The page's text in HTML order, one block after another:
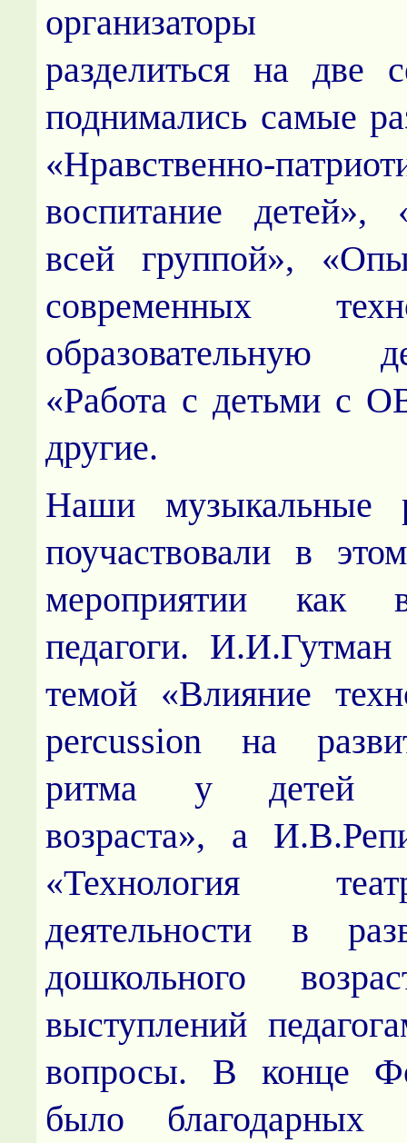
организаторы
разделиться на две
поднимались самые
«Нравственно-
воспитание детей»,
всей группой»,
современных
образовательную
«Работа с детьми с
другие.
Наши музыкальные
поучаствовали в
мероприятии как
педагоги.
темой «Влияние
percussion на
ритма у детей
возраста», а
«Технология
деятельности в
дошкольного
выступлений
вопросы. В конце
было